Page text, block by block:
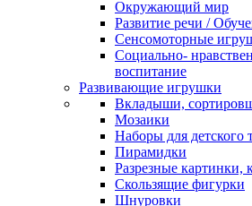
Окружающий мир
Развитие речи /
Сенсомоторные
Социально-
воспитание
Развивающие игрушки
Вкладыши,
Мозаики
Наборы для детского
Пирамидки
Разрезные картинки,
Скользящие фигурки
Шнуровки